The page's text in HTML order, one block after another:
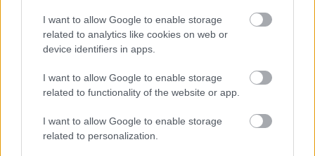
I want to allow Google to enable storage
related to analytics like cookies on web or
device identifiers in apps.
I want to allow Google to enable storage
related to functionality of the website or app.
I want to allow Google to enable storage
related to personalization.
Canon EOS 800D vs. 750D
(Videóm)
Budai Petur•2017. február 21.
Miben nyújt többet az újabb 800D a 750D-hez